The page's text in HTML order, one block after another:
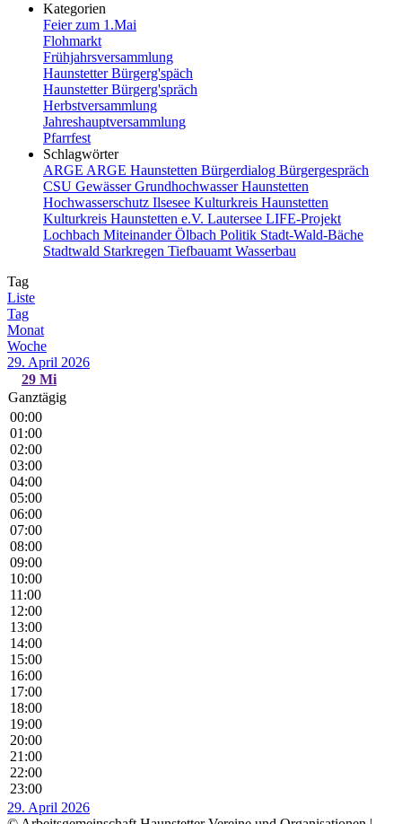
Kategorien
Feier zum 1.Mai
Flohmarkt
Frühjahrsversammlung
Haunstetter Bürgerg'späch
Haunstetter Bürgerg'spräch
Herbstversammlung
Jahreshauptversammlung
Pfarrfest
Schlagwörter
ARGE ARGE Haunstetten Bürgerdialog Bürgergespräch
CSU GewässerGrundhochwasserHaunstetten
Hochwasserschutz Ilsesee Kulturkreis Haunstetten
Kulturkreis Haunstetten e.V. Lautersee LIFE-Projekt
Lochbach MiteinanderÖlbach Politik Stadt-Wald-Bäche
Stadtwald Starkregen Tiefbauamt Wasserbau
Tag
Liste
Tag
Monat
Woche
29. April 2026
29 Mi
Ganztägig
00:00
01:00
02:00
03:00
04:00
05:00
06:00
07:00
08:00
09:00
10:00
11:00
12:00
13:00
14:00
15:00
16:00
17:00
18:00
19:00
20:00
21:00
22:00
23:00
29. April 2026